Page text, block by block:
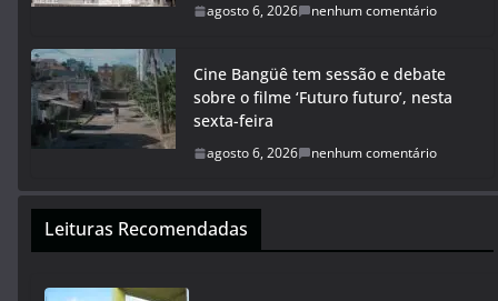
agosto 6, 2026 nenhum comentário
Cine Bangüê tem sessão e debate
sobre o filme ‘Futuro futuro’, nesta
sexta-feira
agosto 6, 2026 nenhum comentário
Leituras Recomendadas